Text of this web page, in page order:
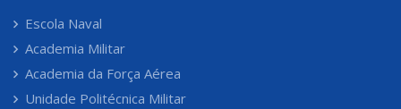
Escola Naval
Academia Militar
Academia da Força Aérea
Unidade Politécnica Militar